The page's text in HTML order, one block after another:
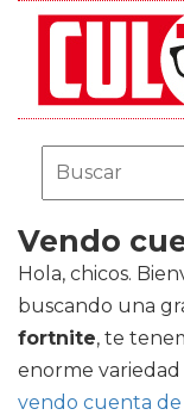
Vendo
Hola, chicos.
buscando una
fortnite, te
enorme
vendo cuenta